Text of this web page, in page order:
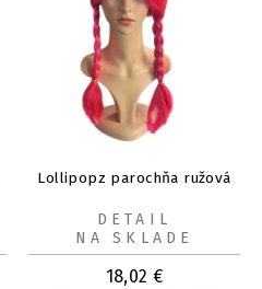
Lollipopz parochňa ružová
18,02 €
DETAIL
NA SKLADE